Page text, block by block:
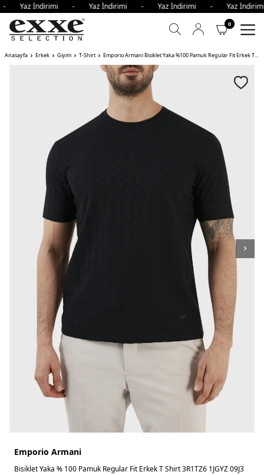
Yaz İndirimi - Yaz İndirimi - Yaz İndirimi - Yaz
0
Anasayfa Erkek Giyim T-Shirt Emporio Armani Bisiklet Yaka %100 Pamuk Regular Fit Erkek T Shirt
Emporio Armani
Bisiklet Yaka % 100 Pamuk Regular Fit Erkek T Shirt 3R1TZ6 1JGYZ 09J3